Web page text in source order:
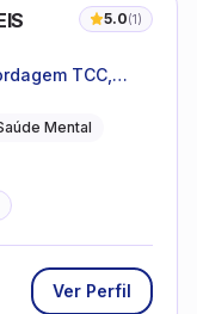
5.0(1)
TCC,
Mental
Ver Perfil